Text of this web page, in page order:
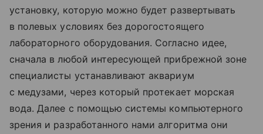
установку, которую можно будет развертывать
в полевых условиях без дорогостоящего
лабораторного оборудования. Согласно идее,
сначала в любой интересующей прибрежной зоне
специалисты устанавливают аквариум
с медузами, через который протекает морская
вода. Далее с помощью системы компьютерного
зрения и разработанного нами алгоритма они